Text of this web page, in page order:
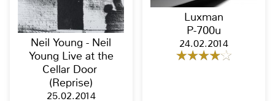
Neil Young - Neil
Young Live at the
Cellar Door
(Reprise)
25.02.2014
Luxman
P-700u
24.02.2014